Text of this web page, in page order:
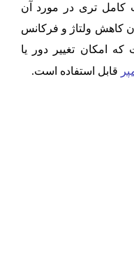
کامل تری در مورد آن
کاهش ولتاژ و فرکانس
دستگاه های 12 ولت که امکان تغییر دور یا
قابل استفاده است.
عدد